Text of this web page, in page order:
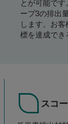
とが可能で
ープ3の排出
します。お
標を達成でき
スコ